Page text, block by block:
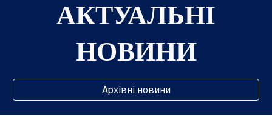
АКТУАЛЬНІ
НОВИНИ
Архівні новини